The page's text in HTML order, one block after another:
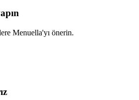
Menuella'yı önerin.